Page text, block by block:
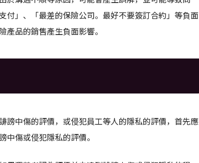
付」、「最差的保險公司。最好不要簽訂合約」等負面
品的銷售產生負面影響。
謗中傷的評價，或侵犯員工等人的隱私的評價，首先應
傷或侵犯隱私的評價。